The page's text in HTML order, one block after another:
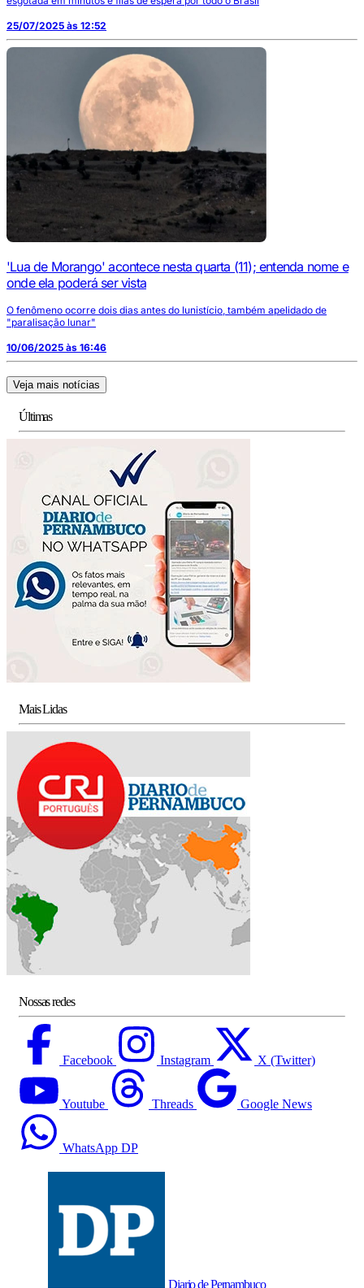
25/07/2025 às 12:52
'Lua de Morango' acontece nesta quarta (11); entenda nome e
onde ela poderá ser vista
O fenômeno ocorre dois dias antes do lunistício, também apelidado de
"paralisação lunar"
10/06/2025 às 16:46
Veja mais notícias
Últimas
Mais Lidas
Nossas redes
Facebook Instagram X (Twitter)
Youtube Threads Google News
WhatsApp DP
Diario de Pernambuco